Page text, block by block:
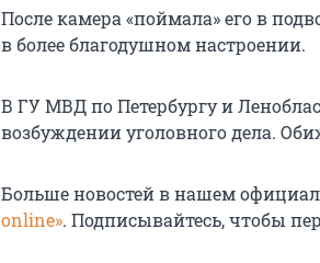
После камера «поймала» его в
в более благодушном настроении.
В ГУ МВД по Петербургу и
возбуждении уголовного дела.
Больше новостей в нашем
online». Подписывайтесь, чтобы